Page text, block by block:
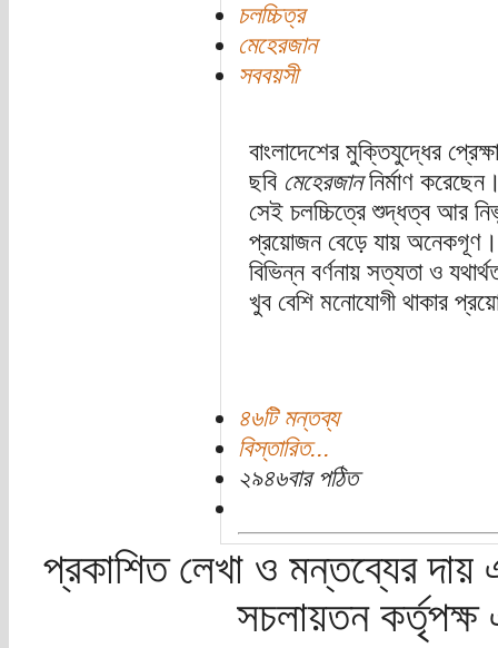
চলচ্চিত্র
মেহেরজান
সববয়সী
বাংলাদেশের মুক্তিযুদ্ধের
ছবি মেহেরজাননির্মাণ
সেই চলচ্চিত্রে শুদ্ধত্ব আর
প্রয়োজন বেড়ে যায়
বিভিন্ন বর্ণনায় সত্যতা ও
খুব বেশি মনোযোগী থাকার
৪৬টি মন্তব্য
বিস্তারিত...
২৯৪৬বার পঠিত
প্রকাশিত লেখা ও মন্তব্যের দায়
সচলায়তন